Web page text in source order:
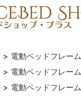
> 電動ベッドフレーム
> 電動ベッドフレーム
> 電動ベッドフレーム